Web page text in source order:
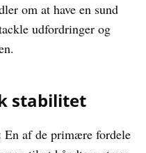
om at have en sund
udfordringer og
stabilitet
En af de primære fordele